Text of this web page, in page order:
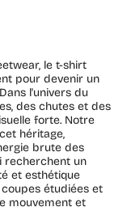
le t-shirt
pour devenir un
l'univers du
des chutes et des
forte. Notre
héritage,
brute des
recherchent un
et esthétique
étudiées et
mouvement et